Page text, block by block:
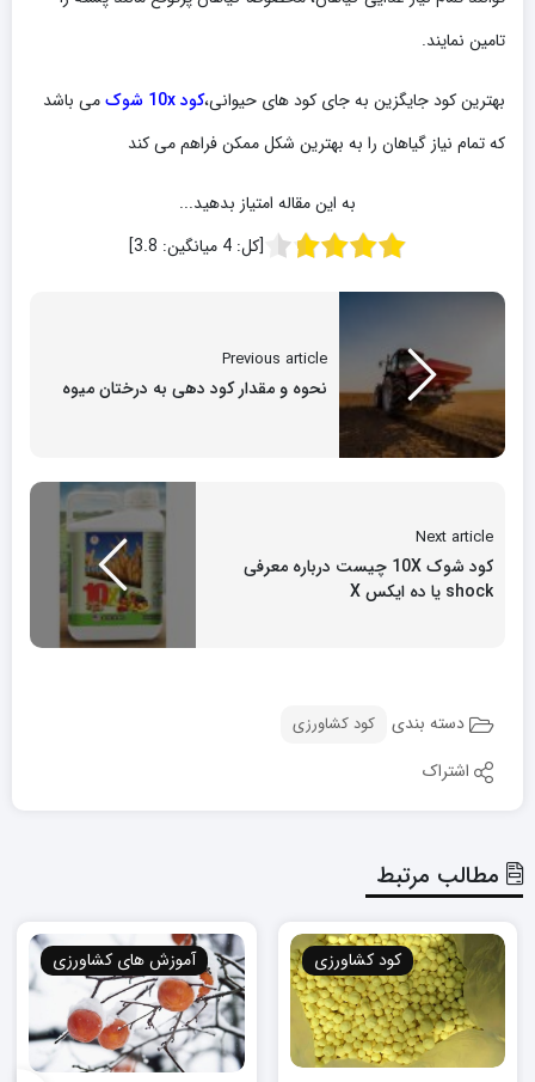
تامین نمایند.
بهترین کود جایگزین به جای کود های حیوانی،کود 10x شوک
می باشد
که تمام نیاز گیاهان را به بهترین شکل ممکن فراهم می کند
به این مقاله امتیاز بدهید...
[کل:4 میانگین: 3.8
]
Previous article
نحوه و مقدار کود دهی به درختان میوه
Next article
کود شوک 10X چیست درباره معرفی
shock یا ده ایکس X
دسته بندی کود کشاورزی
اشتراک
مطالب مرتبط
کود کشاورزی آموزش های کشاورزی